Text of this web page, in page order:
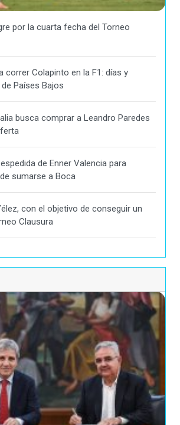
por la cuarta fecha del Torneo
correr Colapinto en la F1: días y
Países Bajos
busca comprar a Leandro Paredes
de Enner Valencia para
sumarse a Boca
con el objetivo de conseguir un
Clausura